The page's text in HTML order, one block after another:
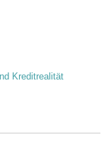
Kreditrealität